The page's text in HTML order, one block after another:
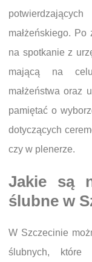
małżeńskiego.
na spotkanie z
mającą na
małżeństwa oraz
pamiętać o
dotyczących
czy w plenerze.
Jakie są
ślubne w
W Szczecinie
ślubnych, które